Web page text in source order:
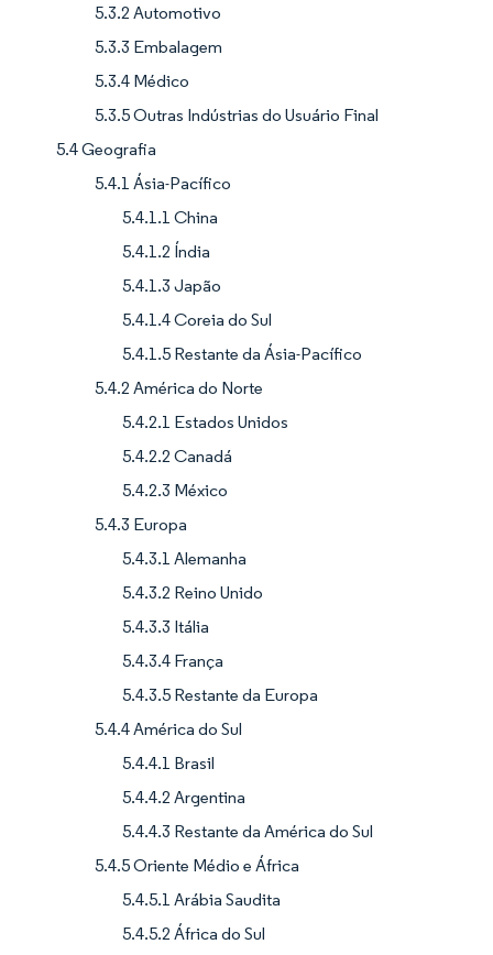
5.3.2 Automotivo
5.3.3 Embalagem
5.3.4 Médico
5.3.5 Outras Indústrias do Usuário Final
5.4 Geografia
5.4.1 Ásia-Pacífico
5.4.1.1 China
5.4.1.2 Índia
5.4.1.3 Japão
5.4.1.4 Coreia do Sul
5.4.1.5 Restante da Ásia-Pacífico
5.4.2 América do Norte
5.4.2.1 Estados Unidos
5.4.2.2 Canadá
5.4.2.3 México
5.4.3 Europa
5.4.3.1 Alemanha
5.4.3.2 Reino Unido
5.4.3.3 Itália
5.4.3.4 França
5.4.3.5 Restante da Europa
5.4.4 América do Sul
5.4.4.1 Brasil
5.4.4.2 Argentina
5.4.4.3 Restante da América do Sul
5.4.5 Oriente Médio e África
5.4.5.1 Arábia Saudita
5.4.5.2 África do Sul